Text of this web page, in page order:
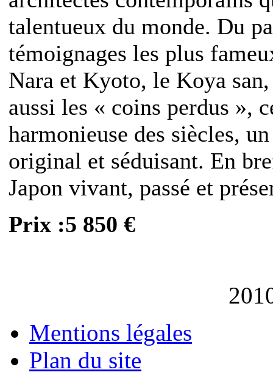
talentueux du monde. Du
témoignages les plus
Nara et Kyoto, le Koya
aussi les « coins perdus »,
harmonieuse des siècles,
original et séduisant. En
Japon vivant, passé et
Prix :5 850 €
Mentions légales
Plan du site